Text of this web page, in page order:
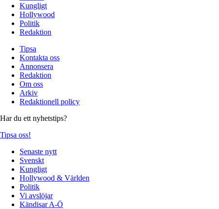
Kungligt
Hollywood
Politik
Redaktion
Tipsa
Kontakta oss
Annonsera
Redaktion
Om oss
Arkiv
Redaktionell policy
Har du ett nyhetstips?
Tipsa oss!
Senaste nytt
Svenskt
Kungligt
Hollywood & Världen
Politik
Vi avslöjar
Kändisar A-Ö